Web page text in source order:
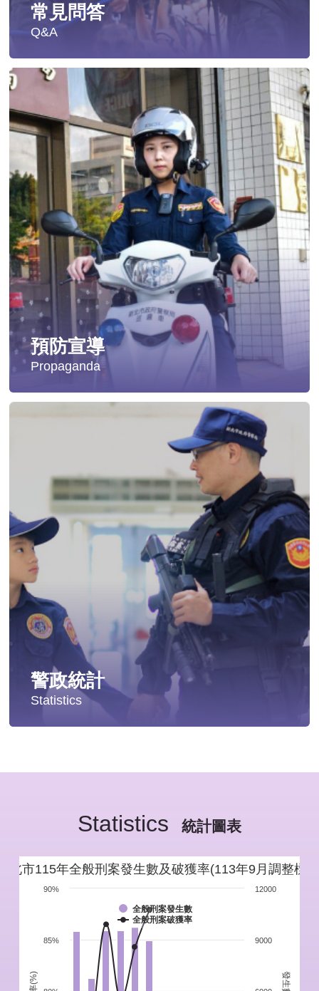
常見問答
Q&A
遭受性侵害時，可向哪些單位求助？
發生性侵害案件後，我可以請社工陪同嗎?
發生性侵害案件後，我需要去驗傷嗎?
遇到性騷擾案件之處理？
當你遭受到家庭暴力時該如何處理？
如何執行家庭暴力加害人訪查、訪查對象及期間為何?
預防宣導
Propaganda
影音專區
交通安全
警政統計
Statistics
新北市重要警政統計指標
警政性別統計
警政統計通報
警政統計懶人包
Statistics 統計圖表
北市115年全般刑案發生數及破獲率(113年9月調整標
全般刑案發生數
全般刑案破獲率
85%
90%
9000
12000